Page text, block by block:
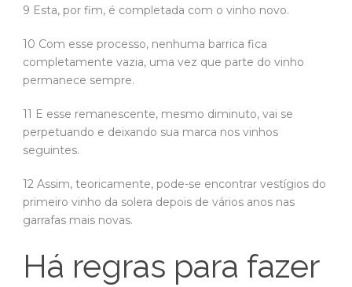
9 Esta, por fim, é completada com o vinho novo.
10 Com esse processo, nenhuma barrica fica
completamente vazia, uma vez que parte do vinho
permanece sempre.
11 E esse remanescente, mesmo diminuto, vai se
perpetuando e deixando sua marca nos vinhos
seguintes.
12 Assim, teoricamente, pode-se encontrar vestígios do
primeiro vinho da solera depois de vários anos nas
garrafas mais novas.
Há regras para fazer